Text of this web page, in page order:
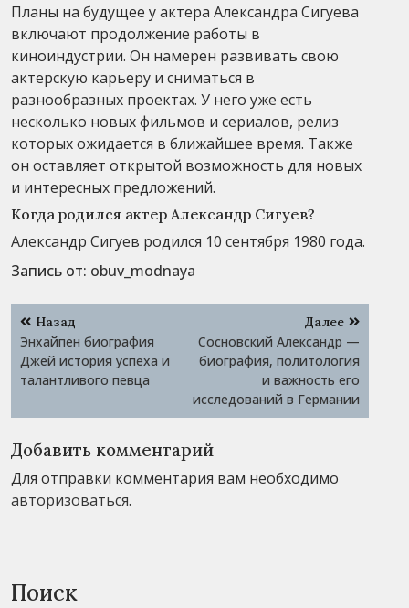
Планы на будущее у актера Александра Сигуева
включают продолжение работы в
киноиндустрии. Он намерен развивать свою
актерскую карьеру и сниматься в
разнообразных проектах. У него уже есть
несколько новых фильмов и сериалов, релиз
которых ожидается в ближайшее время. Также
он оставляет открытой возможность для новых
и интересных предложений.
Когда родился актер Александр Сигуев?
Александр Сигуев родился 10 сентября 1980 года.
Запись от: obuv_modnaya
Навигация
по
записям
Назад
Энхайпен биография
Джей история успеха и
талантливого певца
Далее
Сосновский Александр —
биография, политология
и важность его
исследований в Германии
Добавить комментарий
Для отправки комментария вам необходимо
авторизоваться.
Поиск